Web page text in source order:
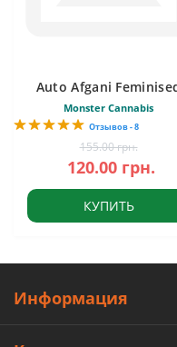
Auto Afgani
Monster Cannabis
Отзывов - 8
155.00 грн.
120.00 грн.
КУПИТЬ
Информация